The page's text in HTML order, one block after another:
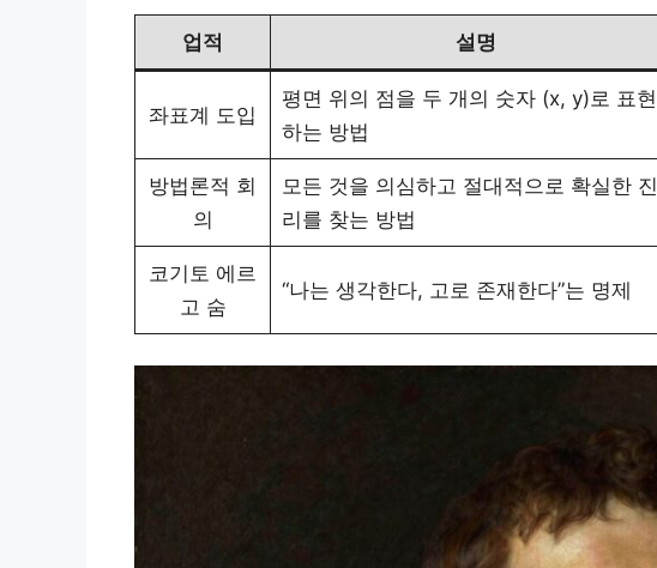
업적 설명
좌표계 도입
평면 위의 점을 두 개의 숫자 (x, y)로 표현
하는 방법
방법론적 회
의
모든 것을 의심하고 절대적으로 확실한 진
리를 찾는 방법
코기토 에르
고 숨
“나는 생각한다, 고로 존재한다”는 명제